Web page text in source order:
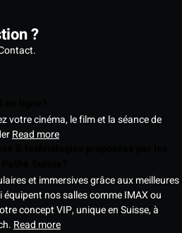
?
votre cinéma, le film et la séance de
Read more
et immersives grâce aux meilleures
nos salles comme IMAX ou
concept VIP, unique en Suisse, à
Read more